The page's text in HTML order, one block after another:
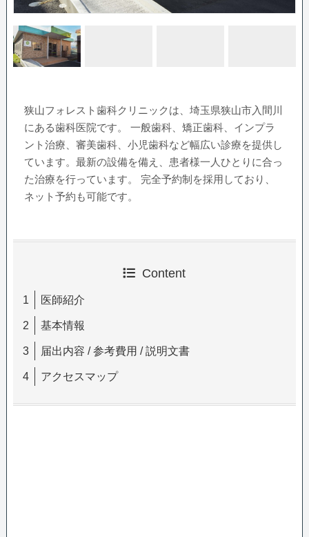
狭山フォレスト歯科クリニックは、埼玉県狭山市入間川
にある歯科医院です。 一般歯科、矯正歯科、インプラ
ント治療、審美歯科、小児歯科など幅広い診療を提供し
ています。最新の設備を備え、患者様一人ひとりに合っ
た治療を行っています。 完全予約制を採用しており、
ネット予約も可能です。
Content
医師紹介
基本情報
届出内容 / 参考費用 / 説明文書
アクセスマップ